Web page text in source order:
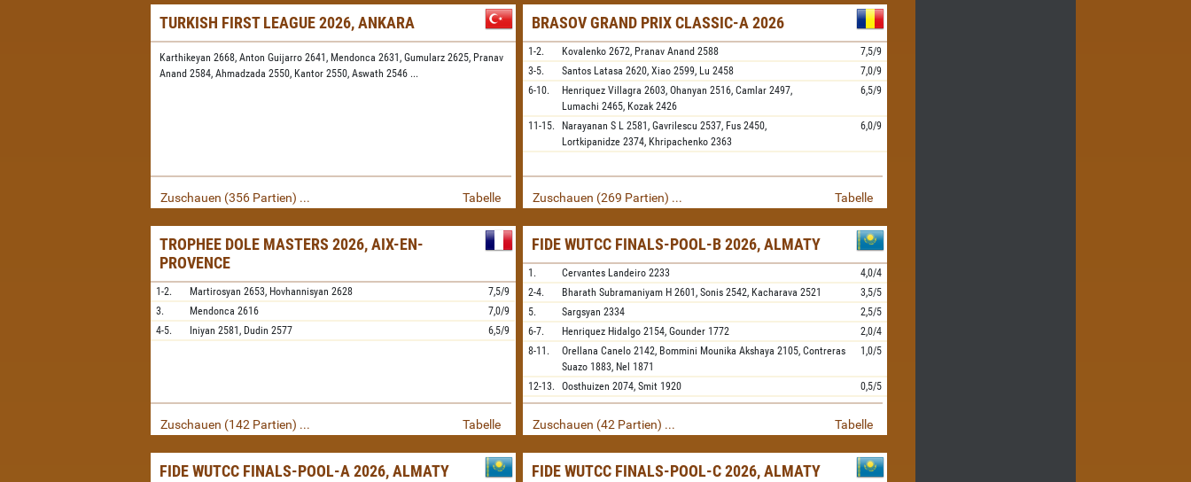
TURKISH FIRST LEAGUE 2026, ANKARA
Karthikeyan 2668,Anton Guijarro 2641, Mendonca 2631,Gumularz 2625, Pranav
Anand 2584,Ahmadzada 2550, Kantor 2550,Aswath 2546 ...
Zuschauen (356 Partien) ... Tabelle
BRASOV GRAND PRIX CLASSIC-A 2026
1-2. Kovalenko 2672, Pranav Anand 2588
7,5/9
3-5.
Santos Latasa 2620, Xiao 2599, Lu 2458
7,0/9
6-10.
Henriquez Villagra 2603, Ohanyan 2516, Camlar 2497,
Lumachi 2465, Kozak 2426
6,5/9
11-15. Narayanan S L 2581, Gavrilescu 2537, Fus 2450,
Lortkipanidze 2374, Khripachenko 2363
6,0/9
Zuschauen (269 Partien) ... Tabelle
TROPHEE DOLE MASTERS 2026, AIX-EN-
PROVENCE
1-2. Martirosyan 2653, Hovhannisyan 2628
7,5/9
3.
Mendonca 2616
7,0/9
4-5.
Iniyan 2581, Dudin 2577 6,5/9
Zuschauen (142 Partien) ... Tabelle
FIDE WUTCC FINALS-POOL-B 2026, ALMATY
1. Cervantes Landeiro 2233
4,0/4
2-4.
Bharath Subramaniyam H 2601, Sonis 2542, Kacharava 2521
3,5/5
5.
Sargsyan 2334
2,5/5
6-7.
Henriquez Hidalgo 2154, Gounder 1772
2,0/4
8-11.
Orellana Canelo 2142, Bommini Mounika Akshaya 2105, Contreras
Suazo 1883, Nel 1871
1,0/5
12-13. Oosthuizen 2074, Smit 1920 0,5/5
Zuschauen (42 Partien) ... Tabelle
FIDE WUTCC FINALS-POOL-A 2026, ALMATY FIDE WUTCC FINALS-POOL-C 2026, ALMATY